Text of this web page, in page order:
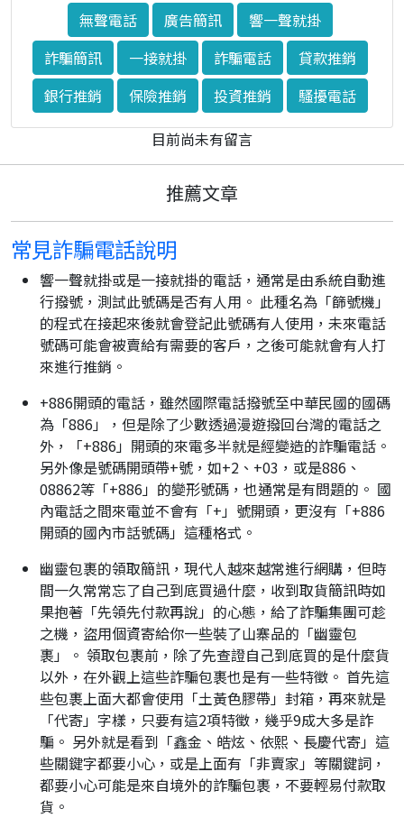
無聲電話
廣告簡訊
響一聲就掛
詐騙簡訊
一接就掛 詐騙電話
貸款推銷
銀行推銷
保險推銷 投資推銷
騷擾電話
目前尚未有留言
推薦文章
常見詐騙電話說明
響一聲就掛或是一接就掛的電話，通常是由系統自動進
行撥號，測試此號碼是否有人用。 此種名為「篩號機」
的程式在接起來後就會登記此號碼有人使用，未來電話
號碼可能會被賣給有需要的客戶，之後可能就會有人打
來進行推銷。
+886開頭的電話，雖然國際電話撥號至中華民國的國碼
為「886」，但是除了少數透過漫遊撥回台灣的電話之
外，「+886」開頭的來電多半就是經變造的詐騙電話。
另外像是號碼開頭帶+號，如+2、+03，或是886、
08862等「+886」的變形號碼，也通常是有問題的。 國
內電話之間來電並不會有「+」號開頭，更沒有「+886
開頭的國內市話號碼」這種格式。
幽靈包裹的領取簡訊，現代人越來越常進行網購，但時
間一久常常忘了自己到底買過什麼，收到取貨簡訊時如
果抱著「先領先付款再說」的心態，給了詐騙集團可趁
之機，盜用個資寄給你一些裝了山寨品的「幽靈包
裹」。 領取包裹前，除了先查證自己到底買的是什麼貨
以外，在外觀上這些詐騙包裹也是有一些特徵。 首先這
些包裹上面大都會使用「土黃色膠帶」封箱，再來就是
「代寄」字樣，只要有這2項特徵，幾乎9成大多是詐
騙。 另外就是看到「鑫金、皓炫、依熙、長慶代寄」這
些關鍵字都要小心，或是上面有「非賣家」等關鍵詞，
都要小心可能是來自境外的詐騙包裹，不要輕易付款取
貨。